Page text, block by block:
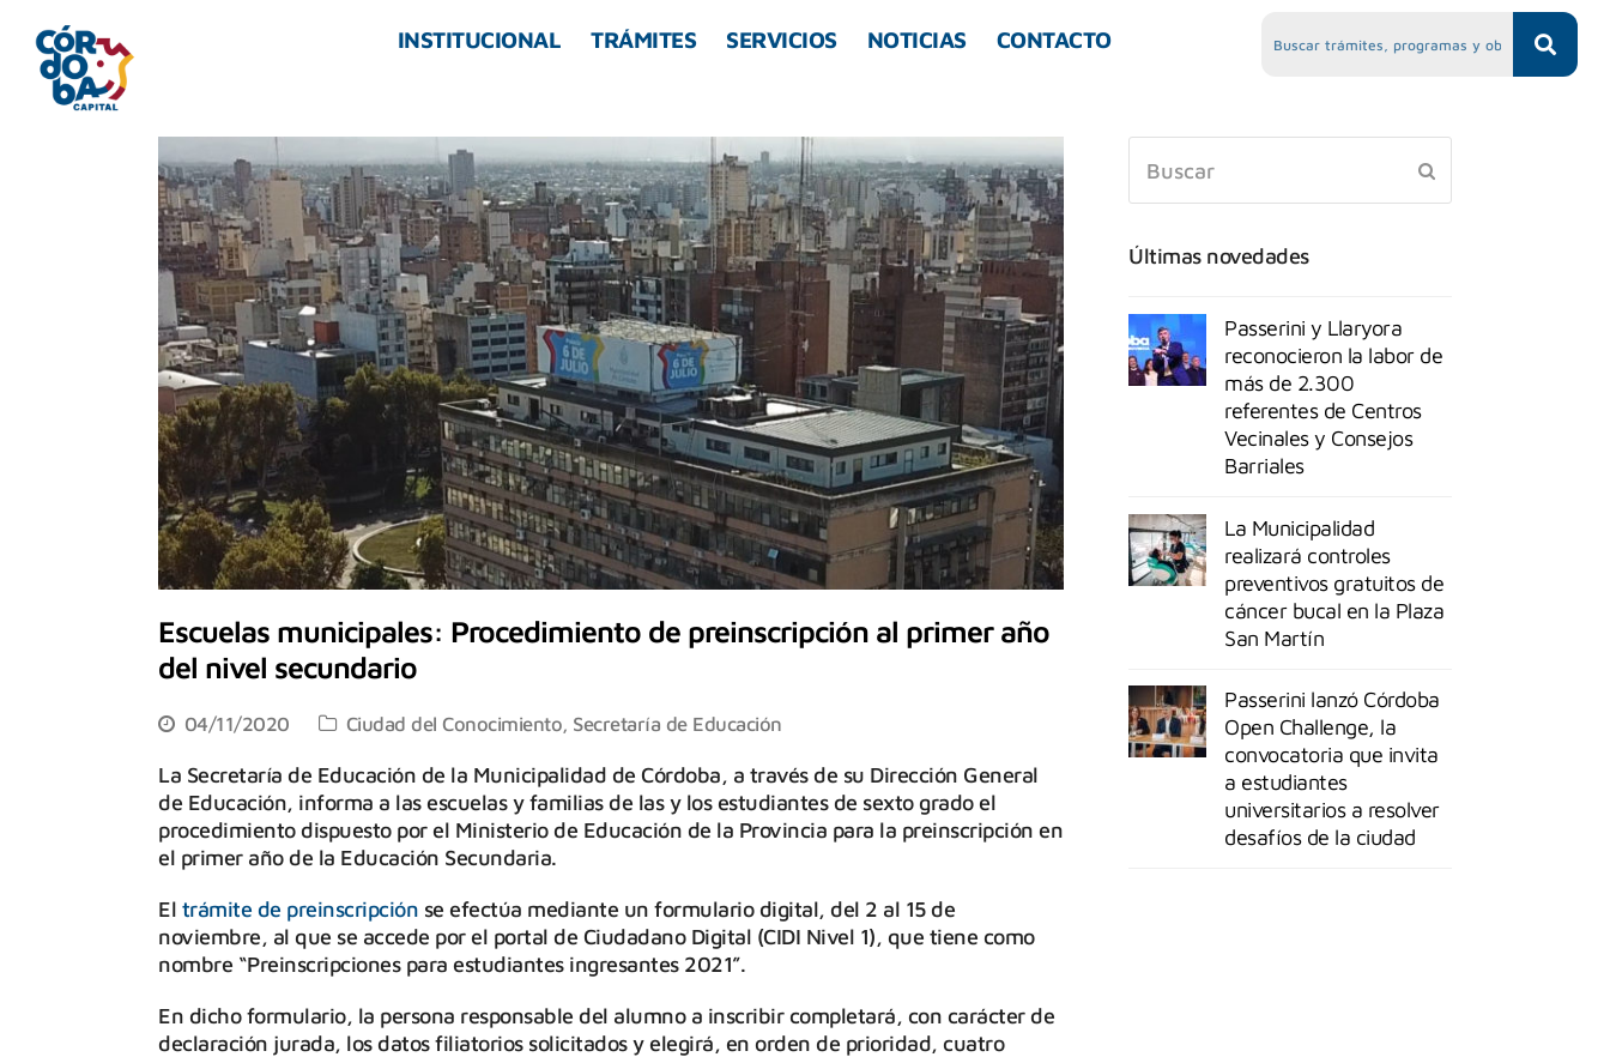
INSTITUCIONAL TRÁMITES SERVICIOS NOTICIAS CONTACTO
Escuelas municipales: Procedimiento de preinscripción al primer año
del nivel secundario
04/11/2020 Ciudad del Conocimiento, Secretaría de Educación
La Secretaría de Educación de la Municipalidad de Córdoba, a través de su Dirección General
de Educación, informa a las escuelas y familias de las y los estudiantes de sexto grado el
procedimiento dispuesto por el Ministerio de Educación de la Provincia para la preinscripción en
el primer año de la Educación Secundaria.
El trámite de preinscripción se efectúa mediante un formulario digital, del 2 al 15 de
noviembre, al que se accede por el portal de Ciudadano Digital (CIDI Nivel 1), que tiene como
nombre “Preinscripciones para estudiantes ingresantes 2021”.
En dicho formulario, la persona responsable del alumno a inscribir completará, con carácter de
declaración jurada, los datos filiatorios solicitados y elegirá, en orden de prioridad, cuatro
Últimas novedades
Passerini y Llaryora
reconocieron la labor de
más de 2.300
referentes de Centros
Vecinales y Consejos
Barriales
La Municipalidad
realizará controles
preventivos gratuitos de
cáncer bucal en la Plaza
San Martín
Passerini lanzó Córdoba
Open Challenge, la
convocatoria que invita
a estudiantes
universitarios a resolver
desafíos de la ciudad